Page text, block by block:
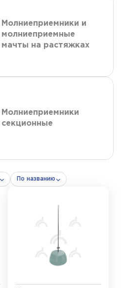
Молниеприемники и
молниеприемные
мачты на растяжках
Молниеприемники
секционные
По названию